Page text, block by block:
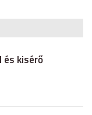
és kisérő